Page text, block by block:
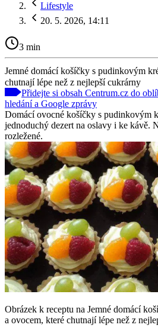
Lifestyle
20. 5. 2026, 14:11
3 min
Jemné domácí košíčky s pudinkovým
chutnají lépe než z nejlepší cukrárny
Přidejte si obsah Centrum.cz do
hledání a Google zprávy
Domácí ovocné košíčky s pudinkovým
jednoduchý dezert na oslavy i ke kávě.
rozležené.
Obrázek k receptu na Jemné domácí
a ovocem, které chutnají lépe než z